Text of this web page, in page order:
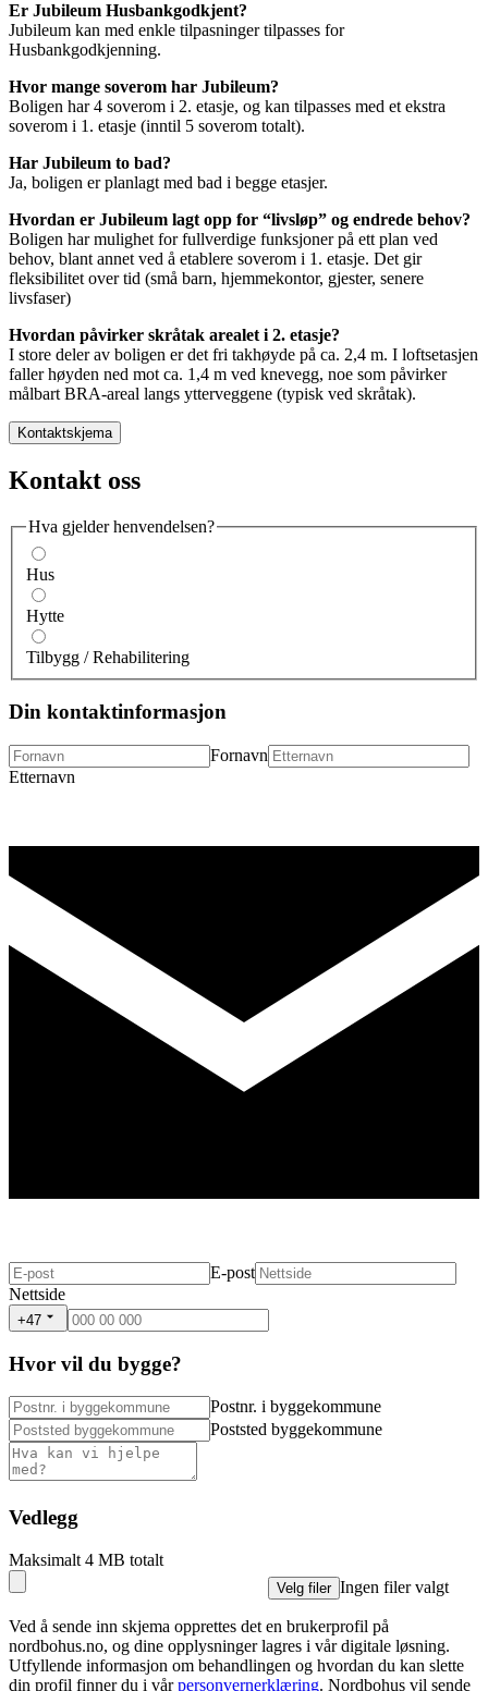
Er Jubileum Husbankgodkjent?
Jubileum kan med enkle tilpasninger tilpasses for
Husbankgodkjenning.
Hvor mange soverom har Jubileum?
Boligen har 4 soverom i 2. etasje, og kan tilpasses med et ekstra
soverom i 1. etasje (inntil 5 soverom totalt).
Har Jubileum to bad?
Ja, boligen er planlagt med bad i begge etasjer.
Hvordan er Jubileum lagt opp for “livsløp” og endrede behov?
Boligen har mulighet for fullverdige funksjoner på ett plan ved
behov, blant annet ved å etablere soverom i 1. etasje. Det gir
fleksibilitet over tid (små barn, hjemmekontor, gjester, senere
livsfaser)
Hvordan påvirker skråtak arealet i 2. etasje?
I store deler av boligen er det fri takhøyde på ca. 2,4 m. I loftsetasjen
faller høyden ned mot ca. 1,4 m ved knevegg, noe som påvirker
målbart BRA-areal langs ytterveggene (typisk ved skråtak).
Kontaktskjema
Kontakt oss
Hva gjelder henvendelsen?
Hus
Hytte
Tilbygg / Rehabilitering
Din kontaktinformasjon
Fornavn
Etternavn
E-post
Nettside
+47
Hvor vil du bygge?
Postnr. i byggekommune
Poststed byggekommune
Vedlegg
Maksimalt 4 MB totalt
Velg filer Ingen filer valgt
Ved å sende inn skjema opprettes det en brukerprofil på
nordbohus.no, og dine opplysninger lagres i vår digitale løsning.
Utfyllende informasjon om behandlingen og hvordan du kan slette
din profil finner du i vår personvernerklæring. Nordbohus vil sende